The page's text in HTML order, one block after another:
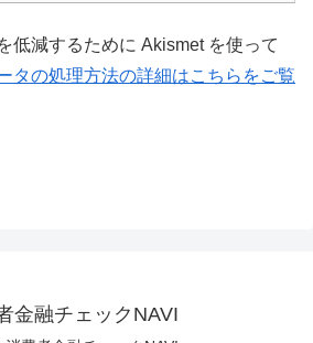
低減するために Akismet を使って
タの処理方法の詳細はこちらをご覧
金融チェックNAVI